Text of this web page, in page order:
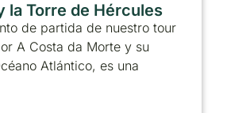
la Torre de Hércules
de partida de nuestro tour
A Costa da Morte y su
Atlántico, es una